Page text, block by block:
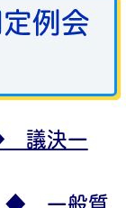
例会
議決一
◆ 一般質